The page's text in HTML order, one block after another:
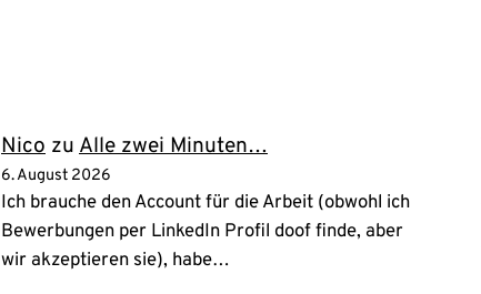
Nico zu Alle zwei Minuten…
6. August 2026
Ich brauche den Account für die Arbeit (obwohl ich
Bewerbungen per LinkedIn Profil doof finde, aber
wir akzeptieren sie), habe…